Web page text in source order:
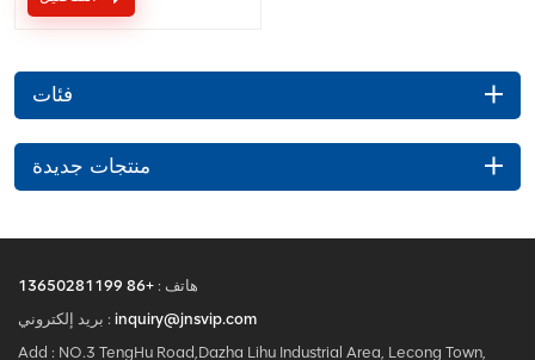
فئات
منتجات جديدة
هاتف : +86 13650281199
بريد إلكتروني : inquiry@jnsvip.com
Add : NO.3 TengHu Road,Dazha Lihu Industrial Area, Lecong Town,